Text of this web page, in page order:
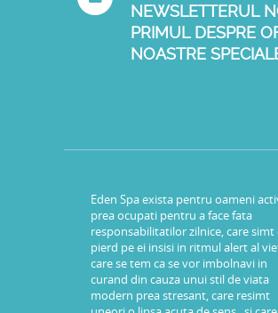
NEWSLETTERUL
PRIMUL DESPRE
NOASTRE
Eden Spa exista pentru oameni
prea ocupati pentru a face fata
responsabilitatilor zilnice, care simt
pierd pe ei insisi in ritmul alert al
care se tem ca se vor imbolnavi in
curand din cauza unui stil de viata
modern prea stresant, care resimt